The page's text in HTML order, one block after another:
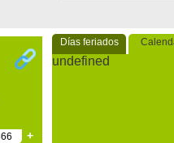
+
Días feriados
undefined